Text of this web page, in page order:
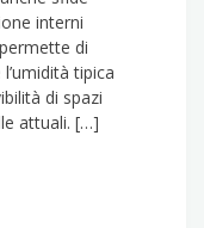
interni
di
tipica
di spazi
attuali. […]